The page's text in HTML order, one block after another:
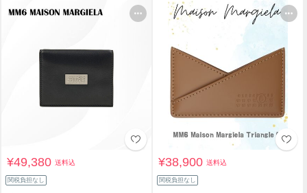
¥49,380送料込
関税負担なし
¥38,900送料込
関税負担なし